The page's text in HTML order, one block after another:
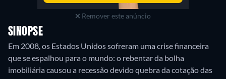
Remover este anúncio
SINOPSE
Em 2008, os Estados Unidos sofreram uma crise financeira
que se espalhou para o mundo: o rebentar da bolha
imobiliária causou a recessão devido quebra da cotação das